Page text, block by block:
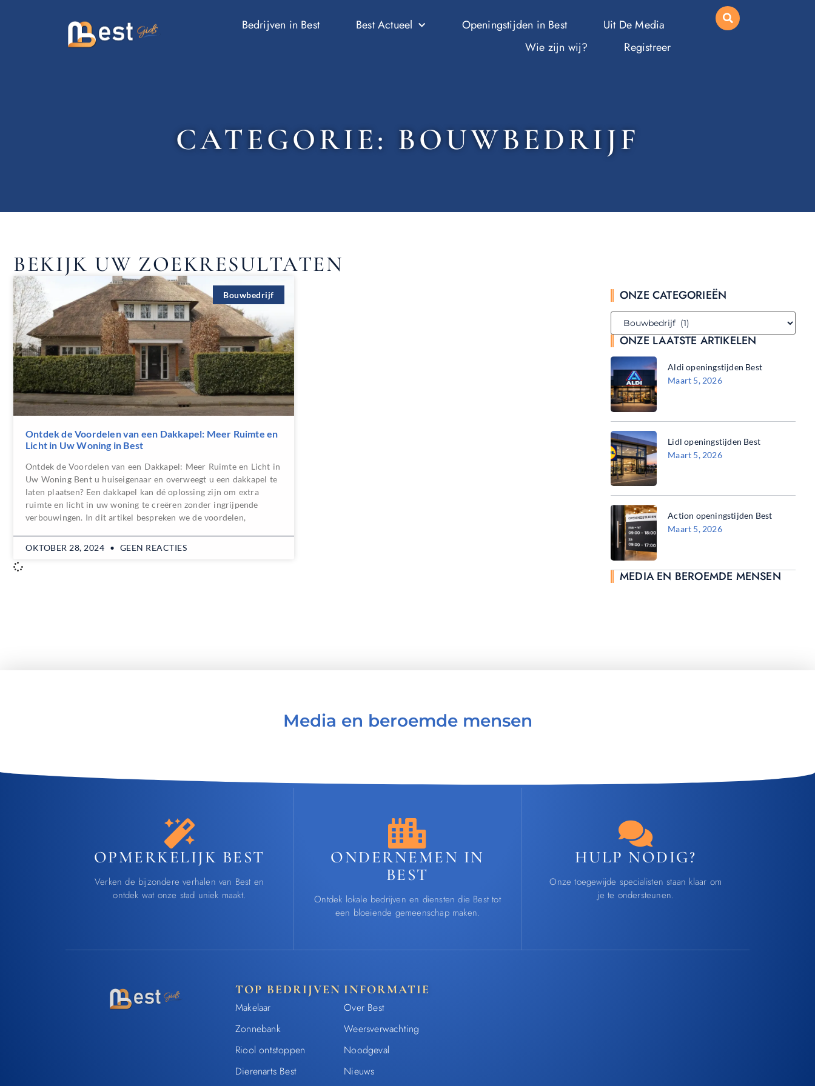
Bedrijven in Best Best Actueel Openingstijden in Best
Uit De Media
Wie zijn wij?
Registreer
CATEGORIE: BOUWBEDRIJF
BEKIJK UW ZOEKRESULTATEN
Bouwbedrijf
Ontdek de Voordelen van een Dakkapel: Meer Ruimte en
Licht in Uw Woning in Best
Ontdek de Voordelen van een Dakkapel: Meer Ruimte en Licht in
Uw Woning Bent u huiseigenaar en overweegt u een dakkapel te
laten plaatsen? Een dakkapel kan dé oplossing zijn om extra
ruimte en licht in uw woning te creëren zonder ingrijpende
verbouwingen. In dit artikel bespreken we de voordelen,
OKTOBER 28, 2024 GEEN REACTIES
ONZE CATEGORIEËN
ONZE LAATSTE ARTIKELEN
Aldi openingstijden Best
Maart 5, 2026
Lidl openingstijden Best
Maart 5, 2026
Action openingstijden Best
Maart 5, 2026
MEDIA EN BEROEMDE MENSEN
Media en beroemde mensen
OPMERKELIJK BEST
Verken de bijzondere verhalen van Best en
ontdek wat onze stad uniek maakt.
ONDERNEMEN IN
BEST
Ontdek lokale bedrijven en diensten die Best tot
een bloeiende gemeenschap maken.
HULP NODIG?
Onze toegewijde specialisten staan klaar om
je te ondersteunen.
INFORMATIE
Over Best
Weersverwachting
Noodgeval
Nieuws
TOP BEDRIJVEN
Makelaar
Zonnebank
Riool ontstoppen
Dierenarts Best